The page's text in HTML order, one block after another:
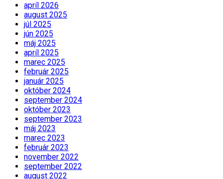
apríl 2026
august 2025
júl 2025
jún 2025
máj 2025
apríl 2025
marec 2025
február 2025
január 2025
október 2024
september 2024
október 2023
september 2023
máj 2023
marec 2023
február 2023
november 2022
september 2022
august 2022